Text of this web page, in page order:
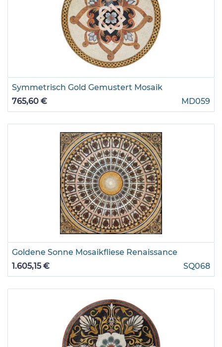
Symmetrisch Gold Gemustert Mosaik
765,60 €
MD059
Goldene Sonne Mosaikfliese Renaissance
1.605,15 €
SQ068